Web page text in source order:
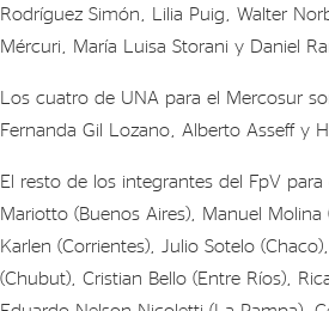
Rodríguez Simón, Lilia Puig, Walter
Mércuri, María Luisa Storani y Daniel
Los cuatro de UNA para el Mercosur
Fernanda Gil Lozano, Alberto Asseff y
El resto de los integrantes del FpV para
Mariotto (Buenos Aires), Manuel
Karlen (Corrientes), Julio Sotelo
(Chubut), Cristian Bello (Entre Ríos),